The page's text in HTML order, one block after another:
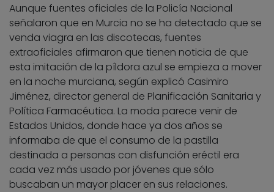
Aunque fuentes oficiales de la Policía Nacional
señalaron que en Murcia no se ha detectado que se
venda viagra en las discotecas, fuentes
extraoficiales afirmaron que tienen noticia de que
esta imitación de la píldora azul se empieza a mover
en la noche murciana, según explicó Casimiro
Jiménez, director general de Planificación Sanitaria y
Política Farmacéutica. La moda parece venir de
Estados Unidos, donde hace ya dos años se
informaba de que el consumo de la pastilla
destinada a personas con disfunción eréctil era
cada vez más usado por jóvenes que sólo
buscaban un mayor placer en sus relaciones.